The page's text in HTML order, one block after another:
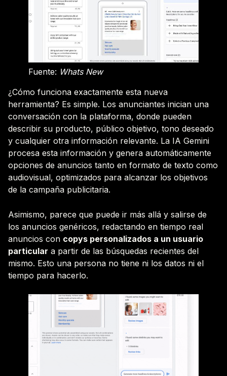
Fuente: Whats New
¿Cómo funciona exactamente esta nueva
herramienta? Es simple. Los anunciantes inician una
conversación con la plataforma, donde pueden
describir su producto, público objetivo, tono deseado
y cualquier otra información relevante. La IA Gemini
procesa esta información y genera automáticamente
opciones de anuncios tanto en formato de texto como
audiovisual, optimizados para alcanzar los objetivos
de la campaña publicitaria.
Asimismo, parece que puede ir más allá y salirse de
los anuncios genéricos, redactando en tiempo real
anuncios con copys personalizados a un usuario
particular a partir de las búsquedas recientes del
mismo. Esto una persona no tiene ni los datos ni el
tiempo para hacerlo.